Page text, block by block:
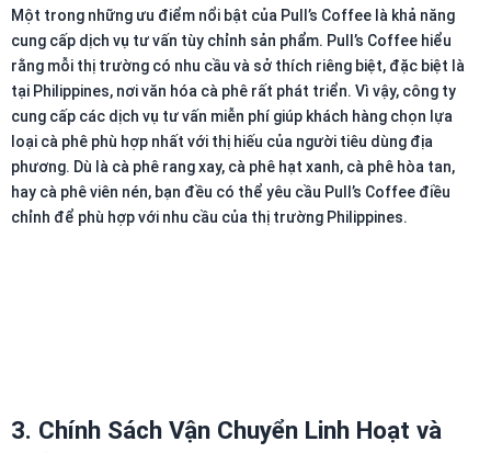
Một trong những ưu điểm nổi bật của Pull’s Coffee là khả năng
cung cấp dịch vụ tư vấn tùy chỉnh sản phẩm. Pull’s Coffee hiểu
rằng mỗi thị trường có nhu cầu và sở thích riêng biệt, đặc biệt là
tại Philippines, nơi văn hóa cà phê rất phát triển. Vì vậy, công ty
cung cấp các dịch vụ tư vấn miễn phí giúp khách hàng chọn lựa
loại cà phê phù hợp nhất với thị hiếu của người tiêu dùng địa
phương. Dù là cà phê rang xay, cà phê hạt xanh, cà phê hòa tan,
hay cà phê viên nén, bạn đều có thể yêu cầu Pull’s Coffee điều
chỉnh để phù hợp với nhu cầu của thị trường Philippines.
3. Chính Sách Vận Chuyển Linh Hoạt và